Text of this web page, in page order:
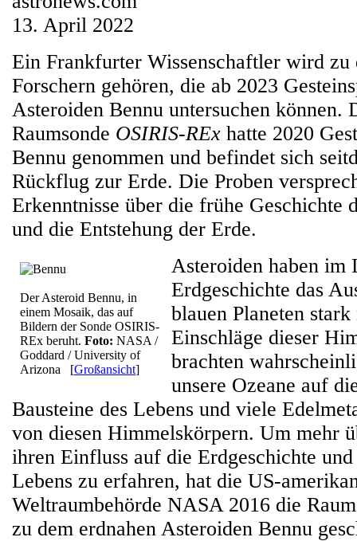
13. April 2022
Ein Frankfurter Wissenschaftler wird zu
Forschern gehören, die ab 2023
Asteroiden Bennu untersuchen können.
Raumsonde OSIRIS-REx hatte 2020
Bennu genommen und befindet sich
Rückflug zur Erde. Die Proben
Erkenntnisse über die frühe Geschichte
und die Entstehung der Erde.
Der Asteroid Bennu, in
einem Mosaik, das auf
Bildern der Sonde OSIRIS-
REx beruht. Foto: NASA /
Goddard / University of
Arizona [Großansicht]
Asteroiden haben im
Erdgeschichte das
blauen Planeten
Einschläge dieser
brachten
unsere Ozeane auf
Bausteine des Lebens und viele
von diesen Himmelskörpern. Um mehr
ihren Einfluss auf die Erdgeschichte
Lebens zu erfahren, hat die US-
Weltraumbehörde NASA 2016 die
zu dem erdnahen Asteroiden Bennu